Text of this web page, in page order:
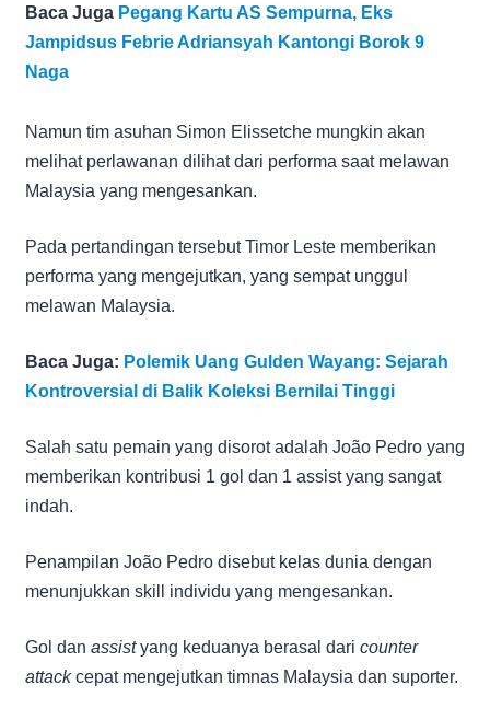
Baca Juga Pegang Kartu AS Sempurna, Eks
Jampidsus Febrie Adriansyah Kantongi Borok 9
Naga
Namun tim asuhan Simon Elissetche mungkin akan
melihat perlawanan dilihat dari performa saat melawan
Malaysia yang mengesankan.
Pada pertandingan tersebut Timor Leste memberikan
performa yang mengejutkan, yang sempat unggul
melawan Malaysia.
Baca Juga: Polemik Uang Gulden Wayang: Sejarah
Kontroversial di Balik Koleksi Bernilai Tinggi
Salah satu pemain yang disorot adalah João Pedro yang
memberikan kontribusi 1 gol dan 1 assist yang sangat
indah.
Penampilan João Pedro disebut kelas dunia dengan
menunjukkan skill individu yang mengesankan.
Gol dan assistyang keduanya berasal dari counter
attackcepat mengejutkan timnas Malaysia dan suporter.